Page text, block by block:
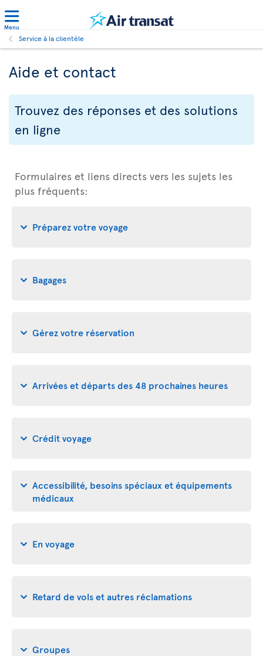
Menu
Service à la clientèle
Aide et contact
Trouvez des réponses et des solutions
en ligne
Formulaires et liens directs vers les sujets les
plus fréquents:
Préparez votre voyage
Bagages
Gérez votre réservation
Arrivées et départs des 48 prochaines heures
Crédit voyage
Accessibilité, besoins spéciaux et équipements
médicaux
En voyage
Retard de vols et autres réclamations
Groupes